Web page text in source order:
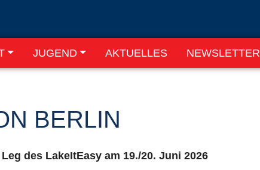
JUGEND AKTUELLES NEWSLETTER
BERLIN
des LakeItEasy am 19./20. Juni 2026